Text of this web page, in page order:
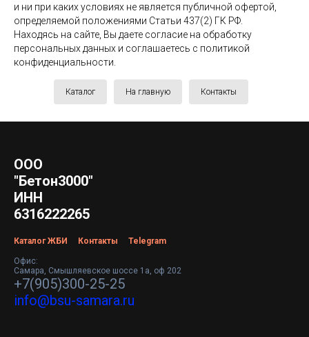
и ни при каких условиях не является публичной офертой,
определяемой положениями Статьи 437(2) ГК РФ.
Находясь на сайте, Вы даете согласие на обработку
персональных данных и соглашаетесь c политикой
конфиденциальности.
Каталог На главную Контакты
ООО
"Бетон3000"
ИНН
6316222265
Каталог ЖБИ Контакты Telegram
Офис:
Самара, Смышляевское шоссе 1а, оф 202
+7(905)300-25-25
info@bsu-samara.ru